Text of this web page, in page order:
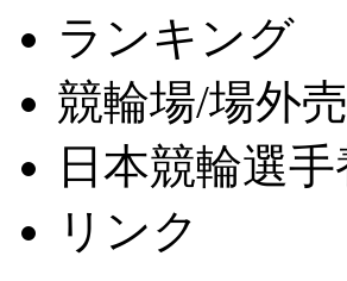
ランキング
競輪場/場外
日本競輪選
リンク